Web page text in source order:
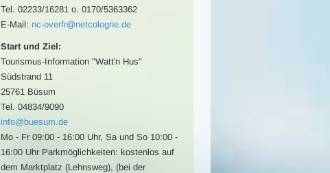
Tel. 02233/16281 o. 0170/5363362
E-Mail: nc-overfr@netcologne.de
Start und Ziel:
Tourismus-Information "Watt'n Hus"
Südstrand 11
25761 Büsum
Tel. 04834/9090
info@buesum.de
Mo - Fr 09:00 - 16:00 Uhr, Sa und So 10:00 -
16:00 Uhr Parkmöglichkeiten: kostenlos auf
dem Marktplatz (Lehnsweg), (bei der